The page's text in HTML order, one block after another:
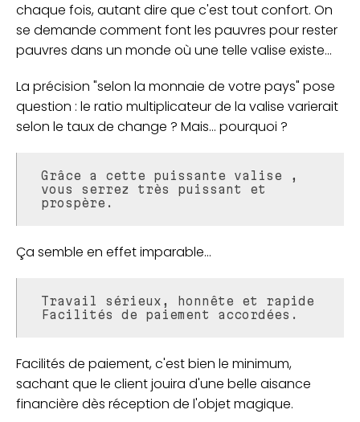
chaque fois, autant dire que c'est tout confort. On
se demande comment font les pauvres pour rester
pauvres dans un monde où une telle valise existe...
La précision "selon la monnaie de votre pays" pose
question : le ratio multiplicateur de la valise varierait
selon le taux de change ? Mais... pourquoi ?
Grâce a cette puissante valise ,
vous serrez très puissant et
prospère.
Ça semble en effet imparable...
Travail sérieux, honnête et rapide
Facilités de paiement accordées.
Facilités de paiement, c'est bien le minimum,
sachant que le client jouira d'une belle aisance
financière dès réception de l'objet magique.